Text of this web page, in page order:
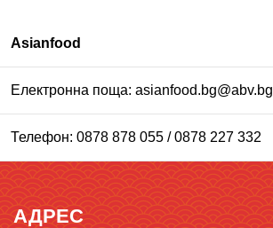
Asianfood
Електронна поща: asianfood.bg@abv.bg
Телефон: 0878 878 055 / 0878 227 332
АДРЕС